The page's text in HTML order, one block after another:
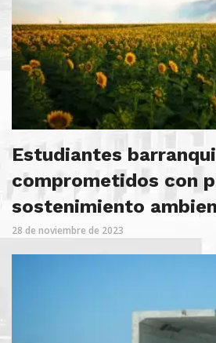
Estudiantes
comprometidos con
sostenimiento
28 de noviembre de 2023